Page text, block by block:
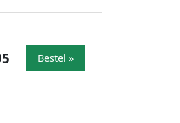
Bestel »